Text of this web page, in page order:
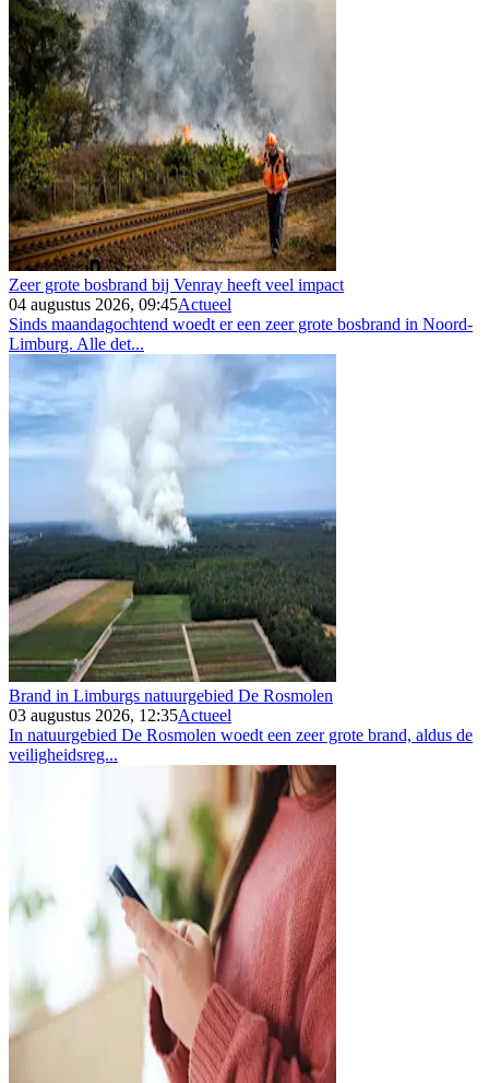
Zeer grote bosbrand bij Venray heeft veel impact
04 augustus 2026, 09:45Actueel
Sinds maandagochtend woedt er een zeer grote bosbrand in Noord-
Limburg. Alle det...
Brand in Limburgs natuurgebied De Rosmolen
03 augustus 2026, 12:35Actueel
In natuurgebied De Rosmolen woedt een zeer grote brand, aldus de
veiligheidsreg...